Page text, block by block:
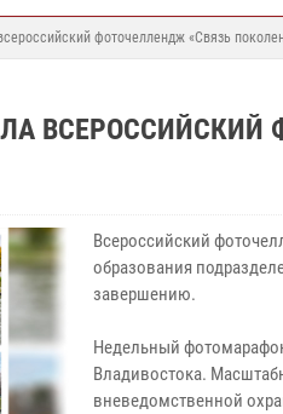
фоточеллендж «Связь
ВСЕРОССИЙСКИЙ
Всероссийский
образования
завершению.
Недельный
Владивостока.
вневедомственной